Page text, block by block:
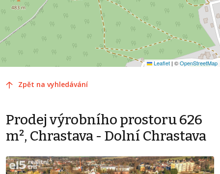
Leaflet | ©OpenStreetMap
Zpět na vyhledávání
Prodej výrobního prostoru 626
m², Chrastava - Dolní Chrastava